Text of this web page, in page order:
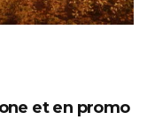
et en promo